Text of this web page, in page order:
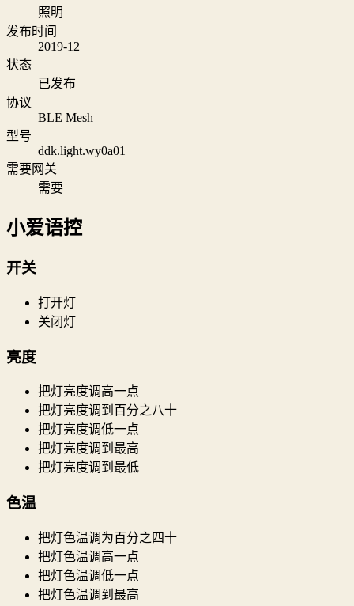
照明
发布时间
2019-12
状态
已发布
协议
BLE Mesh
型号
ddk.light.wy0a01
需要网关
需要
小爱语控
开关
打开灯
关闭灯
亮度
把灯亮度调高一点
把灯亮度调到百分之八十
把灯亮度调低一点
把灯亮度调到最高
把灯亮度调到最低
色温
把灯色温调为百分之四十
把灯色温调高一点
把灯色温调低一点
把灯色温调到最高